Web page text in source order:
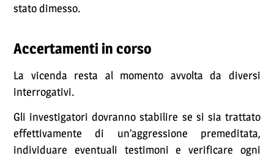
stato dimesso.
Accertamenti in corso
La vicenda resta al momento avvolta da diversi
interrogativi.
Gli investigatori dovranno stabilire se si sia trattato
effettivamente di un’aggressione premeditata,
individuare eventuali testimoni e verificare ogni